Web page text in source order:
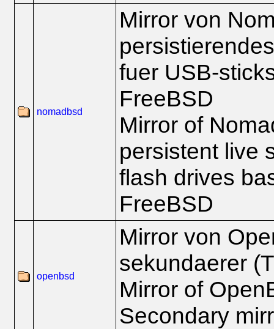
nomadbsd
Mirror von
fuer USB-
FreeBSD
Mirror of
persistent live
flash drives
FreeBSD
openbsd
Mirror von
sekundaerer
Mirror of
Secondary